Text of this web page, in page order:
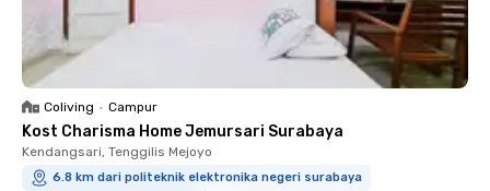
Coliving • Campur
Kost Charisma Home Jemursari Surabaya
Kendangsari, Tenggilis Mejoyo
6.8 km dari politeknik elektronika negeri surabaya